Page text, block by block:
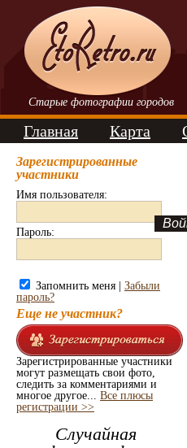
Старые фотографии городов
Главная Карта
Зарегистрированные
участники
Имя пользователя:
Пароль:
Запомнить меня | Забыли
пароль?
Еще не участник?
Зарегистрированные участники
могут размещать свои фото,
следить за комментариями и
многое другое... Все плюсы
регистрации >>
Случайная